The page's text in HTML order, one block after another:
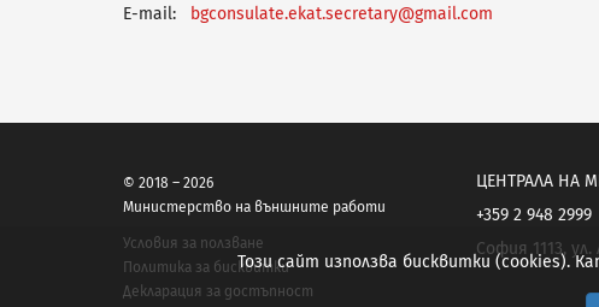
E-mail: bgconsulate.ekat.secretary@gmail.com
© 2018 – 2026
Министерство на външните работи
Условия за ползване
Политика за бисквитки
Декларация за достъпност
ЦЕНТРАЛА НА
+359 2 948 2999
София 1113,
Този сайт използва бисквитки (cookies).